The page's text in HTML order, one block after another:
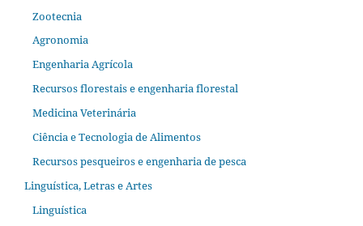
Zootecnia
Agronomia
Engenharia Agrícola
Recursos florestais e engenharia florestal
Medicina Veterinária
Ciência e Tecnologia de Alimentos
Recursos pesqueiros e engenharia de pesca
Linguística, Letras e Artes
Linguística